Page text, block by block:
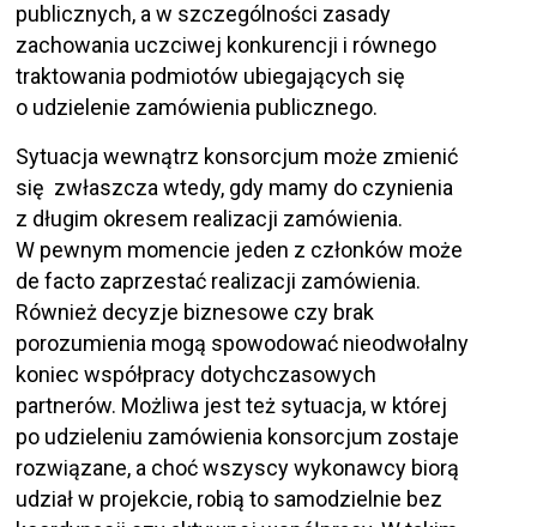
publicznych, a w szczególności zasady
zachowania uczciwej konkurencji i równego
traktowania podmiotów ubiegających się
o udzielenie zamówienia publicznego.
Sytuacja wewnątrz konsorcjum może zmienić
się zwłaszcza wtedy, gdy mamy do czynienia
z długim okresem realizacji zamówienia.
W pewnym momencie jeden z członków może
de facto zaprzestać realizacji zamówienia.
Również decyzje biznesowe czy brak
porozumienia mogą spowodować nieodwołalny
koniec współpracy dotychczasowych
partnerów. Możliwa jest też sytuacja, w której
po udzieleniu zamówienia konsorcjum zostaje
rozwiązane, a choć wszyscy wykonawcy biorą
udział w projekcie, robią to samodzielnie bez